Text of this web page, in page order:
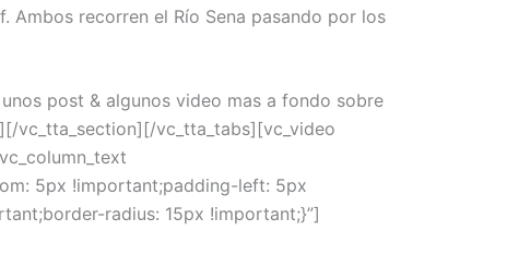
recorren el Río Sena pasando por los
post & algunos video mas a fondo sobre
vc_tta_section][/vc_tta_tabs][vc_video
5px !important;padding-left: 5px
radius: 15px !important;}”]